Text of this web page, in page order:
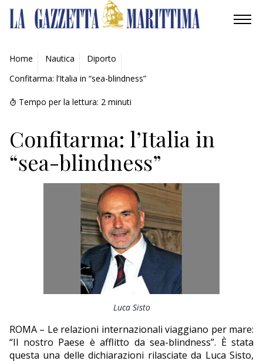
AMBIENTE
MOBILITÀ
INDUSTRIA
RICERCA
ECONOMIA
Home Nautica
Diporto
Confitarma: l’Italia in “sea-blindness”
Tempo per la lettura: 2 minuti
Confitarma: l’Italia in
“sea-blindness”
Luca Sisto
ROMA – Le relazioni internazionali viaggiano per mare:
“Il nostro Paese è afflitto da sea-blindness”. È stata
questa una delle dichiarazioni rilasciate da Luca Sisto,